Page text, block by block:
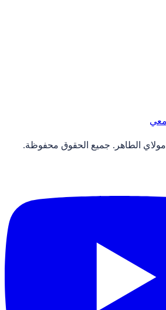
الطاهر. جميع الحقوق محفوظة.